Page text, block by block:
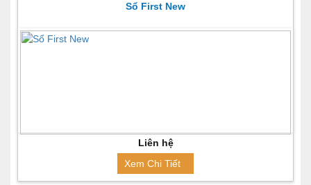
Sổ First New
Liên hệ
Xem Chi Tiết